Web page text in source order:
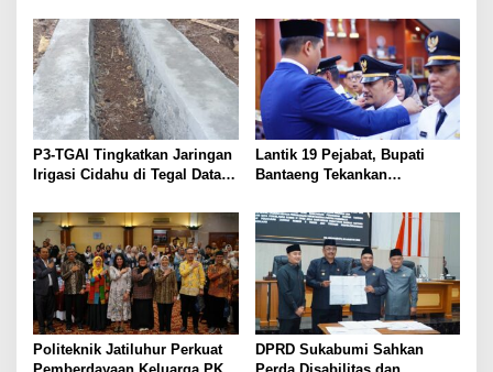
Menulis Artikel bagi Generasi
Muda
Ekonomi Garut Tembus Pasar
Internasional
P3-TGAI Tingkatkan Jaringan
Irigasi Cidahu di Tegal Datar
Lantik 19 Pejabat, Bupati
Bantaeng Tekankan
kepada Masyarakat
Politeknik Jatiluhur Perkuat
DPRD Sukabumi Sahkan